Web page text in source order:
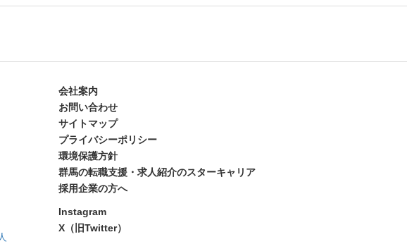
会社案内
お問い合わせ
サイトマップ
プライバシーポリシー
環境保護方針
群馬の転職支援・求人紹介のスターキャリア
採用企業の方へ
Instagram
X（旧Twitter）